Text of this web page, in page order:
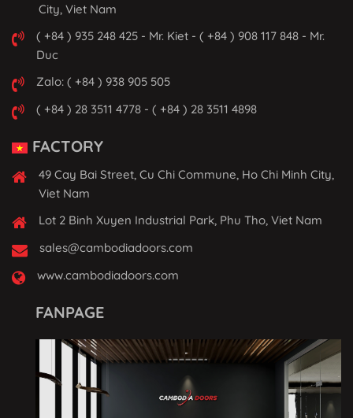
City, Viet Nam
( +84 ) 935 248 425 - Mr. Kiet - ( +84 ) 908 117 848 - Mr.
Duc
Zalo: ( +84 ) 938 905 505
( +84 ) 28 3511 4778 - ( +84 ) 28 3511 4898
FACTORY
49 Cay Bai Street, Cu Chi Commune, Ho Chi Minh City,
Viet Nam
Lot 2 Binh Xuyen Industrial Park, Phu Tho, Viet Nam
sales@cambodiadoors.com
www.cambodiadoors.com
FANPAGE